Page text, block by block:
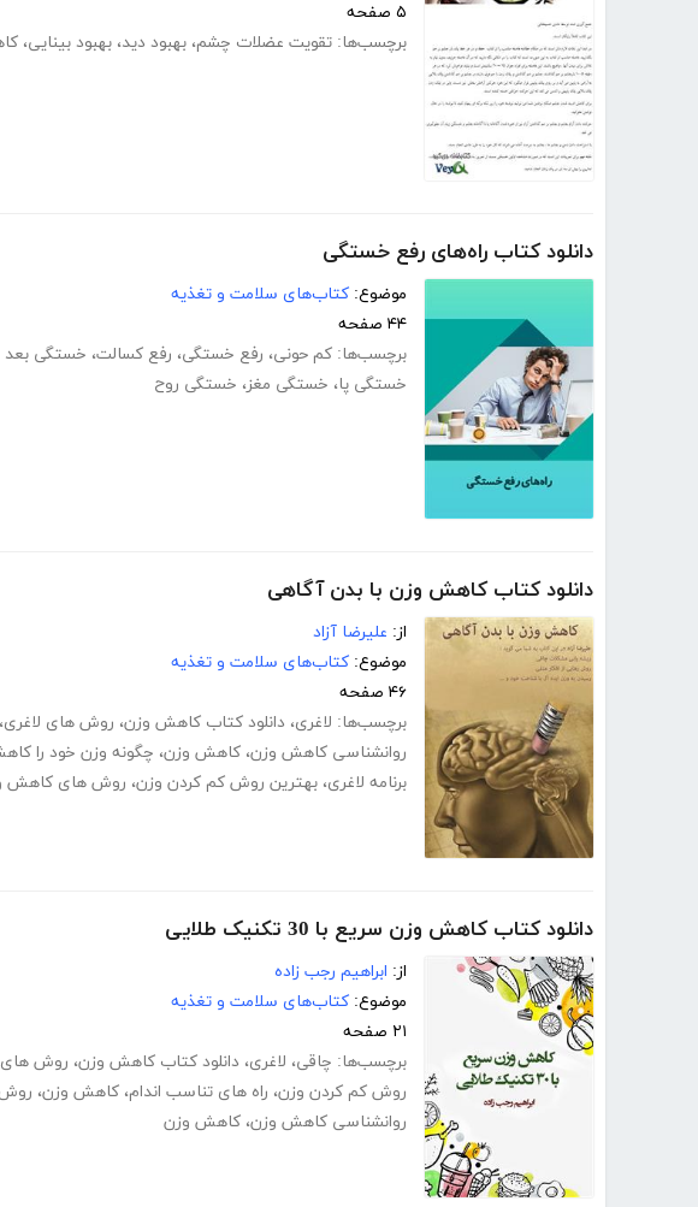
۵ صفحه
برچسب‌ها: تقویت عضلات چشم، بهبود دید، بهبود بینایی،
دانلود کتاب راه‌های رفع خستگی
موضوع: کتاب‌های سلامت و تغذیه
۴۴ صفحه
برچسب‌ها: کم حونی، رفع خستگی، رفع کسالت، خستگی بعد
خستگی پا، خستگی مغز، خستگی روح
دانلود کتاب کاهش وزن با بدن آگاهی
از: علیرضا آزاد
موضوع: کتاب‌های سلامت و تغذیه
۴۶ صفحه
برچسب‌ها: لاغری، دانلود کتاب کاهش وزن، روش های لاغری،
روانشناسی کاهش وزن، کاهش وزن، چگونه وزن خود را
برنامه لاغری، بهترین روش کم کردن وزن، روش های کاهش
دانلود کتاب کاهش وزن سریع با 30 تکنیک طلایی
از: ابراهیم رجب زاده
موضوع: کتاب‌های سلامت و تغذیه
۲۱ صفحه
برچسب‌ها: چاقی، لاغری، دانلود کتاب کاهش وزن، روش های
روش کم کردن وزن، راه های تناسب اندام، کاهش وزن،
روانشناسی کاهش وزن، کاهش وزن